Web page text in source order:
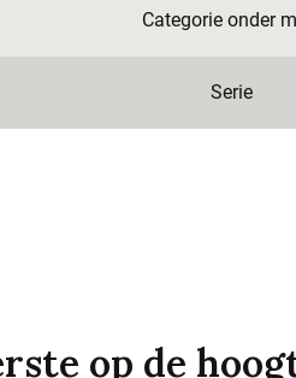
Categorie onder
Serie
op de